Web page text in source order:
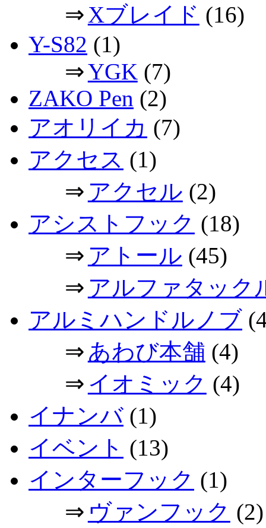
⇒Xブレイド (16)
Y-S82 (1)
⇒YGK (7)
ZAKO Pen (2)
アオリイカ (7)
アクセス (1)
⇒ アクセル (2)
アシストフック (18)
⇒ アトール (45)
⇒ アルファタック
アルミハンドルノブ
⇒ あわび本舗 (4)
⇒ イオミック (4)
イナンバ (1)
イベント (13)
インターフック (1)
⇒ ヴァンフック (2)